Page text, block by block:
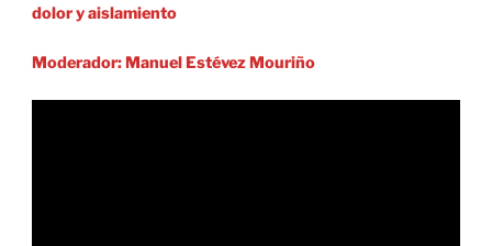
dolor y aislamiento
Moderador: Manuel Estévez Mouriño